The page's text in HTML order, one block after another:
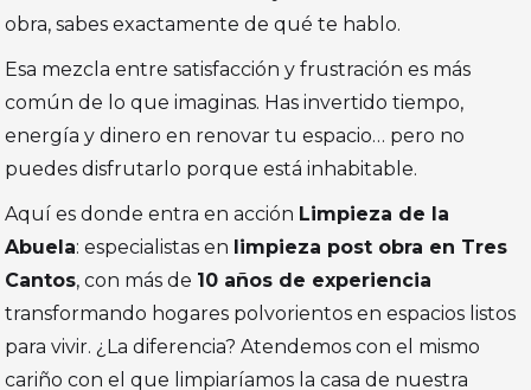
obra, sabes exactamente de qué te hablo.
Esa mezcla entre satisfacción y frustración es más
común de lo que imaginas. Has invertido tiempo,
energía y dinero en renovar tu espacio… pero no
puedes disfrutarlo porque está inhabitable.
Aquí es donde entra en acción Limpieza de la
Abuela: especialistas en limpieza post obra en Tres
Cantos, con más de 10 años de experiencia
transformando hogares polvorientos en espacios listos
para vivir. ¿La diferencia? Atendemos con el mismo
cariño con el que limpiaríamos la casa de nuestra